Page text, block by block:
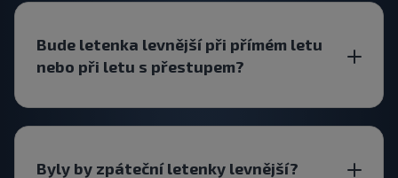
Bude letenka levnější při přímém letu
nebo při letu s přestupem?
Byly by zpáteční letenky levnější?